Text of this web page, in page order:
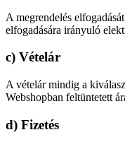
A megrendelés
elfogadására irányuló
c) Vételár
A vételár mindig a
Webshopban feltüntetett
d) Fizetés